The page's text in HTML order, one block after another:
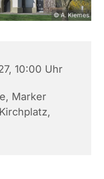
© A. Kiemes
10:00 Uhr
Marker